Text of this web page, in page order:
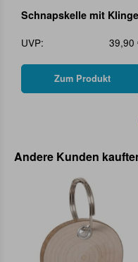
Schnapskelle mit
UVP:
39,90
Zum Produkt
Andere Kunden